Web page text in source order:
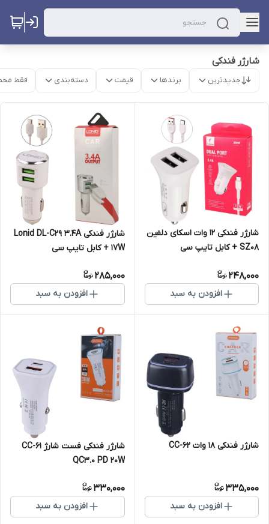
شارژر فندکی
جدیدترین برندها قیمت دسته‌بندی فقط
شارژر فندکی 12 وات اسکای دلفین
SZ08 + کابل تایپ سی
248,000
افزودن به سبد
شارژر فندکی Lonid DL-C29 3.4A
17W + کابل تایپ سی
285,000
افزودن به سبد
شارژر فندکی 18 وات CC-62
335,000
افزودن به سبد
شارژر فندکی فست شارژ CC-61
QC3.0 PD 20W
330,000
افزودن به سبد